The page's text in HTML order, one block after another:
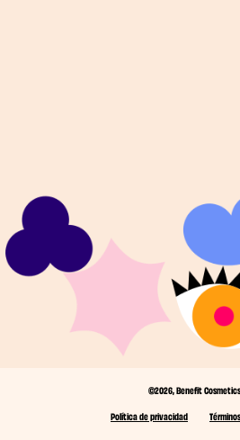
©2026, Benefit
Política de privacidad